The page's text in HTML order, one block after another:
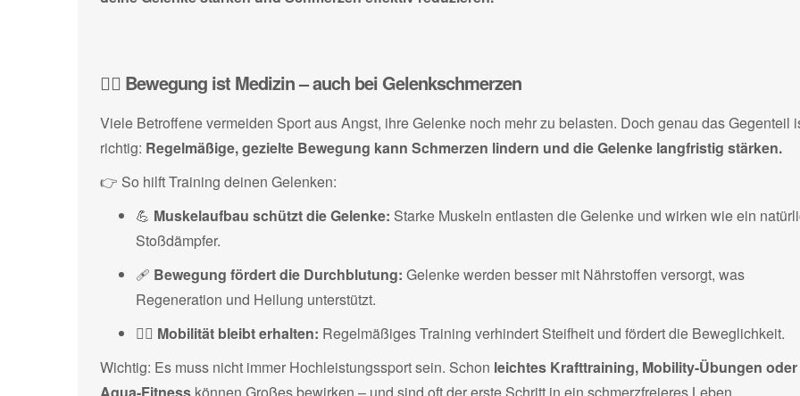
🏋️‍♂️ Bewegung ist Medizin – auch bei Gelenkschmerzen
Viele Betroffene vermeiden Sport aus Angst, ihre Gelenke noch mehr zu belasten. Doch genau das Gegenteil
richtig: Regelmäßige, gezielte Bewegung kann Schmerzen lindern und die Gelenke langfristig stärken.
👉 So hilft Training deinen Gelenken:
💪 Muskelaufbau schützt die Gelenke: Starke Muskeln entlasten die Gelenke und wirken wie ein
Stoßdämpfer.
🩹 Bewegung fördert die Durchblutung: Gelenke werden besser mit Nährstoffen versorgt, was
Regeneration und Heilung unterstützt.
🧘‍♂️ Mobilität bleibt erhalten: Regelmäßiges Training verhindert Steifheit und fördert die Beweglichkeit.
Wichtig: Es muss nicht immer Hochleistungssport sein. Schon leichtes Krafttraining, Mobility-Übungen oder
Aqua-Fitness können Großes bewirken – und sind oft der erste Schritt in ein schmerzfreieres Leben.